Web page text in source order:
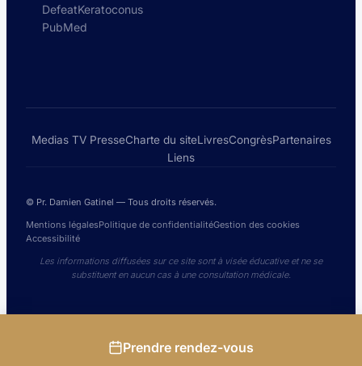
DefeatKeratoconus
PubMed
Medias TV PresseCharte du siteLivresCongrèsPartenaires
Liens
© Pr. Damien Gatinel — Tous droits réservés.
Mentions légalesPolitique de confidentialitéGestion des cookies
Accessibilité
Les informations diffusées sur ce site sont à visée éducative et ne se
substituent en aucun cas à une consultation médicale.
Prendre rendez-vous